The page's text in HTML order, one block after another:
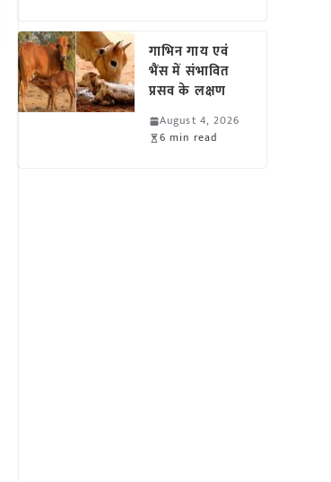
गाभिन गाय एवं
भैंस में संभावित
प्रसव के लक्षण
August 4, 2026
6 min read